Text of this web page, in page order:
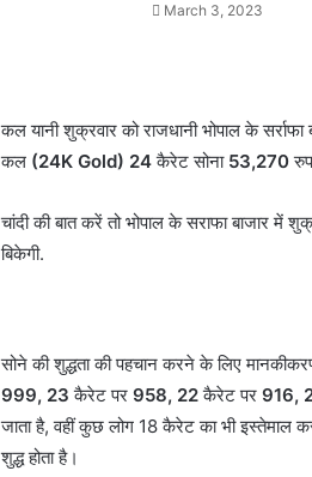
March 3, 2023
कल यानी शुक्रवार को राजधानी भोपाल के सर्राफा
कल (24K Gold) 24कैरेट सोना53,270
चांदी की बात करें तो भोपाल के सराफा बाजार में
बिकेगी.
सोने की शुद्धता की पहचान करने के लिए मानकीकरण
999, 23 कैरेट पर 958, 22कैरेट पर 916,
जाता है, वहीं कुछ लोग 18 कैरेट का भी इस्तेमाल
शुद्ध होता है।